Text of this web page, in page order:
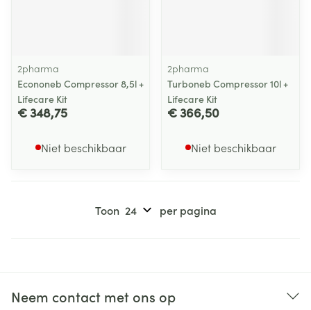
2pharma
Econoneb Compressor 8,5l +
Lifecare Kit
€ 348,75
Niet beschikbaar
2pharma
Turboneb Compressor 10l +
Lifecare Kit
€ 366,50
Niet beschikbaar
Toon per pagina
Neem contact met ons op